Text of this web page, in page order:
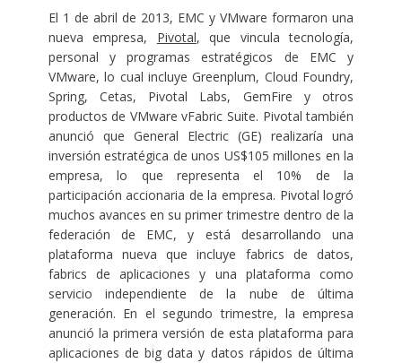
El 1 de abril de 2013, EMC y VMware formaron una
nueva empresa, Pivotal, que vincula tecnología,
personal y programas estratégicos de EMC y
VMware, lo cual incluye Greenplum, Cloud Foundry,
Spring, Cetas, Pivotal Labs, GemFire y otros
productos de VMware vFabric Suite. Pivotal también
anunció que General Electric (GE) realizaría una
inversión estratégica de unos US$105 millones en la
empresa, lo que representa el 10% de la
participación accionaria de la empresa. Pivotal logró
muchos avances en su primer trimestre dentro de la
federación de EMC, y está desarrollando una
plataforma nueva que incluye fabrics de datos,
fabrics de aplicaciones y una plataforma como
servicio independiente de la nube de última
generación. En el segundo trimestre, la empresa
anunció la primera versión de esta plataforma para
aplicaciones de big data y datos rápidos de última